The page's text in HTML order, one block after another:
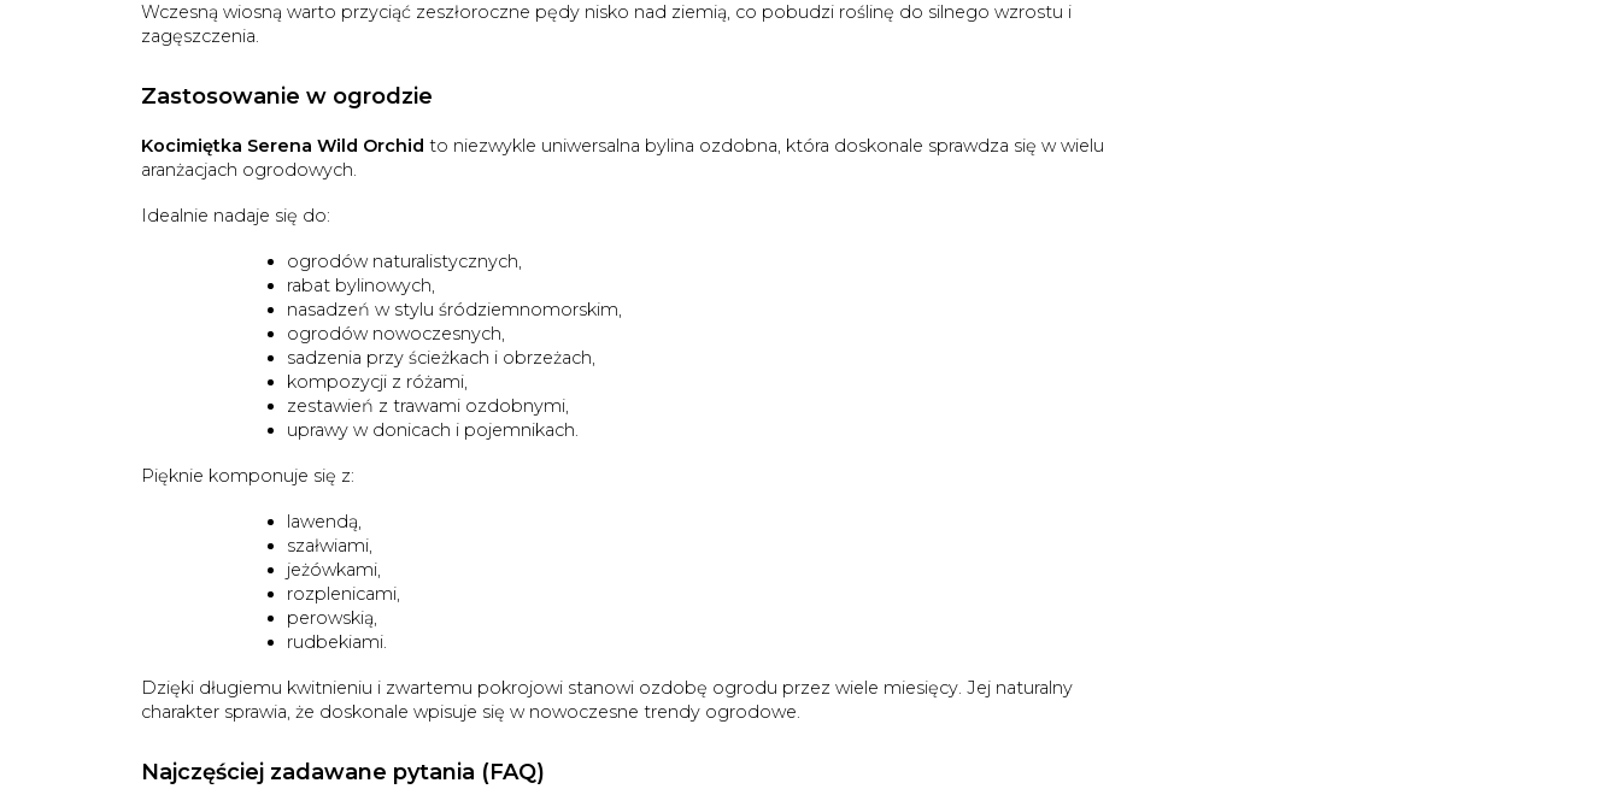
Wczesną wiosną warto przyciąć zeszłoroczne pędy nisko nad ziemią, co pobudzi roślinę do silnego wzrostu i
zagęszczenia.
Zastosowanie w ogrodzie
Kocimiętka Serena Wild Orchid to niezwykle uniwersalna bylina ozdobna, która doskonale sprawdza się w wielu
aranżacjach ogrodowych.
Idealnie nadaje się do:
ogrodów naturalistycznych,
rabat bylinowych,
nasadzeń w stylu śródziemnomorskim,
ogrodów nowoczesnych,
sadzenia przy ścieżkach i obrzeżach,
kompozycji z różami,
zestawień z trawami ozdobnymi,
uprawy w donicach i pojemnikach.
Pięknie komponuje się z:
lawendą,
szałwiami,
jeżówkami,
rozplenicami,
perowskią,
rudbekiami.
Dzięki długiemu kwitnieniu i zwartemu pokrojowi stanowi ozdobę ogrodu przez wiele miesięcy. Jej naturalny
charakter sprawia, że doskonale wpisuje się w nowoczesne trendy ogrodowe.
Najczęściej zadawane pytania (FAQ)